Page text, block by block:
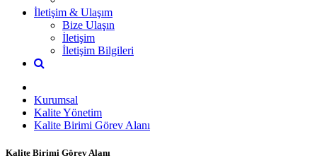
İletişim & Ulaşım
Bize Ulaşın
İletişim
İletişim Bilgileri
Kurumsal
Kalite Yönetim
Kalite Birimi Görev Alanı
Kalite Birimi Görev Alanı